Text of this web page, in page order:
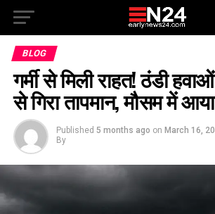
BLOG
गर्मी से मिली राहत! ठंडी
से गिरा तापमान, मौसम में
Published 5 months ago on March 16,
By